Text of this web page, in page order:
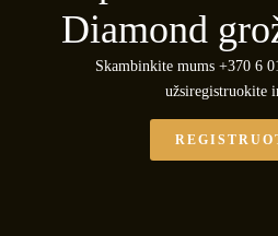
Diamond
Skambinkite mums +370 6
užsiregistruokite